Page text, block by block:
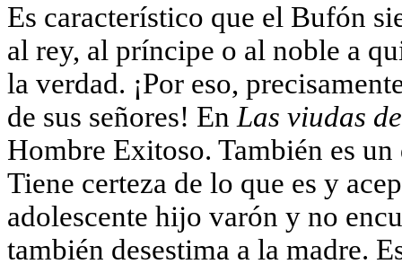
Es característico que el Bufón
al rey, al príncipe o al noble a
la verdad. ¡Por eso,
de sus señores! En Las viudas
Hombre Exitoso. También es
Tiene certeza de lo que es y
adolescente hijo varón y no
también desestima a la madre.